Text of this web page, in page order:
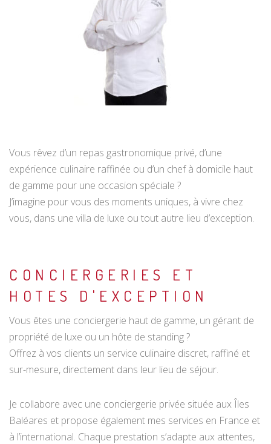
Vous rêvez d’un repas gastronomique privé, d’une
expérience culinaire raffinée ou d’un chef à domicile haut
de gamme pour une occasion spéciale ?
J’imagine pour vous des moments uniques, à vivre chez
vous, dans une villa de luxe ou tout autre lieu d’exception.
CONCIERGERIES ET
HOTES D'EXCEPTION
Vous êtes une conciergerie haut de gamme, un gérant de
propriété de luxe ou un hôte de standing ?
Offrez à vos clients un service culinaire discret, raffiné et
sur-mesure, directement dans leur lieu de séjour.
Je collabore avec une conciergerie privée située aux Îles
Baléares et propose également mes services en France et
à l’international. Chaque prestation s’adapte aux attentes,